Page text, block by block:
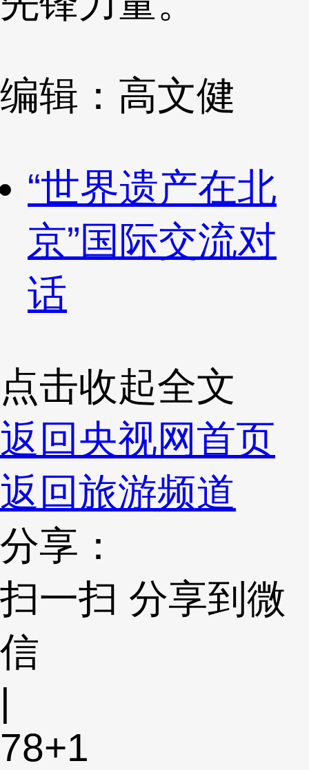
编辑：高文健
“世界遗产在北
京”国际交流对
话
点击收起全文
返回央视网首页
返回旅游频道
分享：
扫一扫 分享到微
信
|
78+1